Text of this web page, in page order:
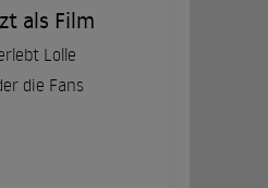
als Film
Lolle
die Fans